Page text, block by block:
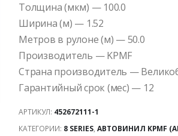
Толщина (мкм) — 100.0
Ширина (м) — 1.52
Метров в рулоне (м) — 50.0
Производитель — KPMF
Страна производитель —
Гарантийный срок (мес) — 12
АРТИКУЛ: 452672111-1
КАТЕГОРИИ: 8 SERIES, АВТОВИНИЛ KPMF